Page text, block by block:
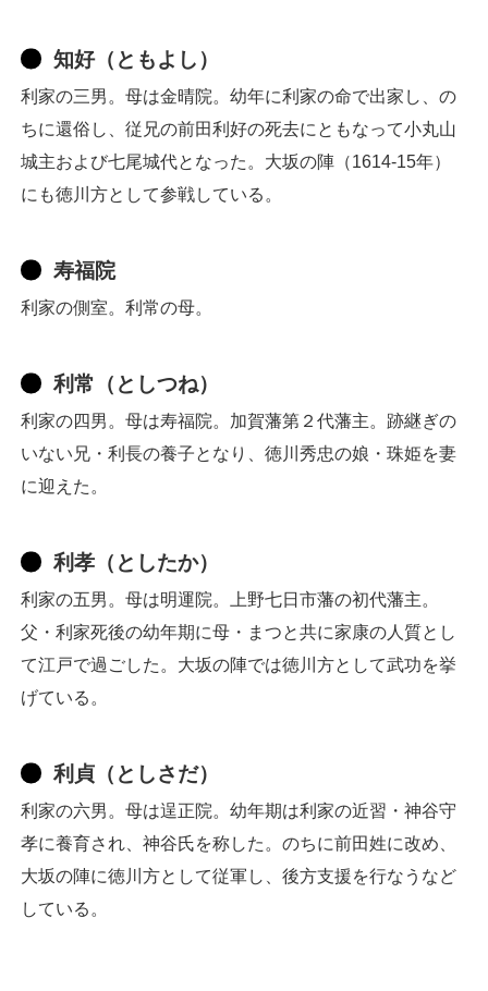
知好（ともよし）
利家の三男。母は金晴院。幼年に利家の命で出家し、の
ちに還俗し、従兄の前田利好の死去にともなって小丸山
城主および七尾城代となった。大坂の陣（1614-15年）
にも徳川方として参戦している。
寿福院
利家の側室。利常の母。
利常（としつね）
利家の四男。母は寿福院。加賀藩第２代藩主。跡継ぎの
いない兄・利長の養子となり、徳川秀忠の娘・珠姫を妻
に迎えた。
利孝（としたか）
利家の五男。母は明運院。上野七日市藩の初代藩主。
父・利家死後の幼年期に母・まつと共に家康の人質とし
て江戸で過ごした。大坂の陣では徳川方として武功を挙
げている。
利貞（としさだ）
利家の六男。母は逞正院。幼年期は利家の近習・神谷守
孝に養育され、神谷氏を称した。のちに前田姓に改め、
大坂の陣に徳川方として従軍し、後方支援を行なうなど
している。